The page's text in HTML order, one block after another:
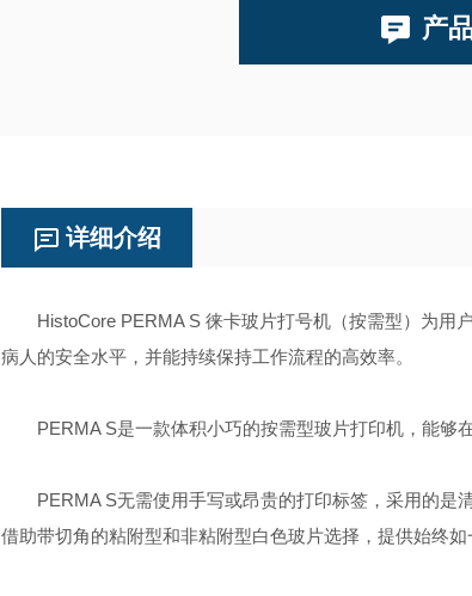
产
详细介绍
HistoCore PERMA S 徕卡玻片打号机（按需型）为用
病人的安全水平，并能持续保持工作流程的高效率。
PERMA S是一款体积小巧的按需型玻片打印机，能够
PERMA S无需使用手写或昂贵的打印标签，采用的是
借助带切角的粘附型和非粘附型白色玻片选择，提供始终如